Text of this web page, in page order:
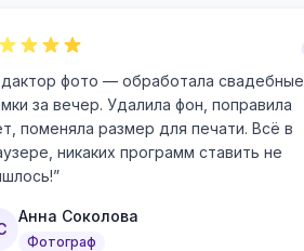
“
фото — обработала свадебные
за вечер. Удалила фон, поправила
поменяла размер для печати. Всё в
никаких программ ставить не
”
Анна Соколова
Фотограф